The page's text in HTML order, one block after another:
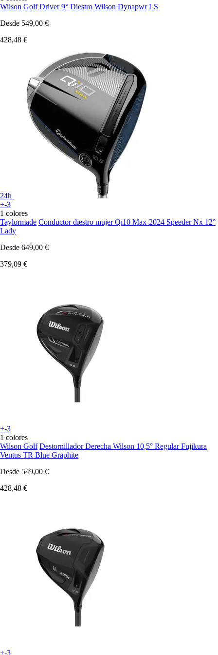
Wilson Golf Driver 9° Diestro Wilson Dynapwr LS
Desde 549,00 €
428,48 €
24h
+-3
1 colores
Taylormade Conductor diestro mujer Qi10 Max-2024 Speeder Nx 12°
Lady
Desde 649,00 €
379,09 €
+-3
1 colores
Wilson Golf Destornillador Derecha Wilson 10,5° Regular Fujikura
Ventus TR Blue Graphite
Desde 549,00 €
428,48 €
+-3